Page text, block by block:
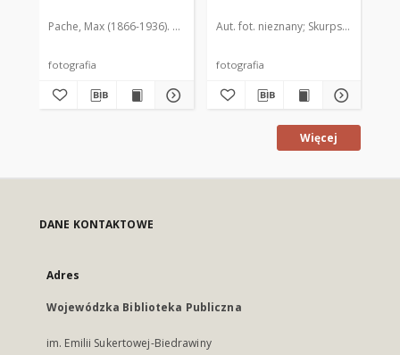
Pache, Max (1866-1936). Fot.
fotografia
Aut. fot. nieznany Skurpski,
fotografia
Więcej
DANE KONTAKTOWE
Adres
Wojewódzka Biblioteka Publiczna
im. Emilii Sukertowej-Biedrawiny